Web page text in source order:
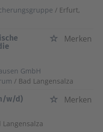
/ Erfurt,
Merken
GmbH
/ Bad Langensalza
w/d)
Merken
Langensalza